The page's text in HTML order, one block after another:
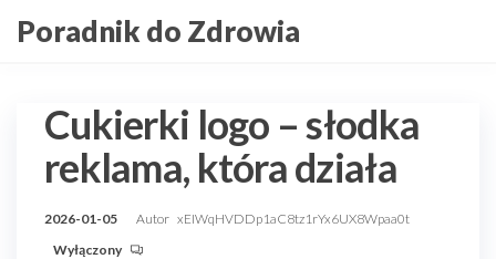
doPoradnik do Zdrowia
Cukierki logo – słodka
reklama, która działa
2026-01-05 Autor xEIWqHVDDp1aC8tz1rYx6UX8Wpaa0t
Wyłączony